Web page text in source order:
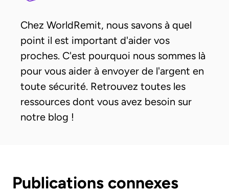
Chez WorldRemit, nous savons à quel
point il est important d'aider vos
proches. C'est pourquoi nous sommes là
pour vous aider à envoyer de l'argent en
toute sécurité. Retrouvez toutes les
ressources dont vous avez besoin sur
notre blog !
Publications connexes